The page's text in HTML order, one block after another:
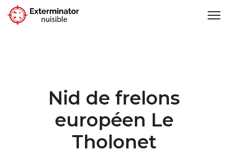
Nid de frelons
européen Le
Tholonet